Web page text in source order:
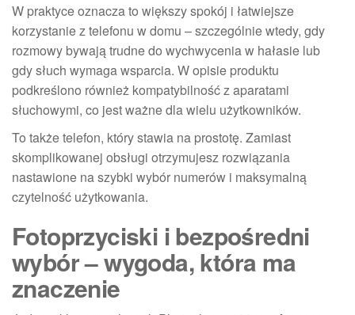
W praktyce oznacza to większy spokój i łatwiejsze
korzystanie z telefonu w domu – szczególnie wtedy, gdy
rozmowy bywają trudne do wychwycenia w hałasie lub
gdy słuch wymaga wsparcia. W opisie produktu
podkreślono również kompatybilność z aparatami
słuchowymi, co jest ważne dla wielu użytkowników.
To także telefon, który stawia na prostotę. Zamiast
skomplikowanej obsługi otrzymujesz rozwiązania
nastawione na szybki wybór numerów i maksymalną
czytelność użytkowania.
Fotoprzyciski i bezpośredni
wybór – wygoda, która ma
znaczenie